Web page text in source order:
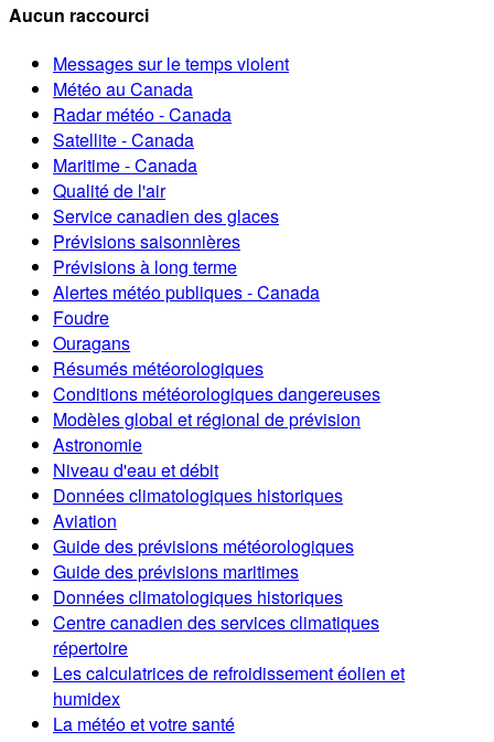
Aucun raccourci
Messages sur le temps violent
Météo au Canada
Radar météo - Canada
Satellite - Canada
Maritime - Canada
Qualité de l'air
Service canadien des glaces
Prévisions saisonnières
Prévisions à long terme
Alertes météo publiques - Canada
Foudre
Ouragans
Résumés météorologiques
Conditions météorologiques dangereuses
Modèles global et régional de prévision
Astronomie
Niveau d'eau et débit
Données climatologiques historiques
Aviation
Guide des prévisions météorologiques
Guide des prévisions maritimes
Données climatologiques historiques
Centre canadien des services climatiques
répertoire
Les calculatrices de refroidissement éolien et
humidex
La météo et votre santé